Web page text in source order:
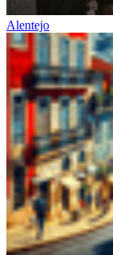
Alentejo